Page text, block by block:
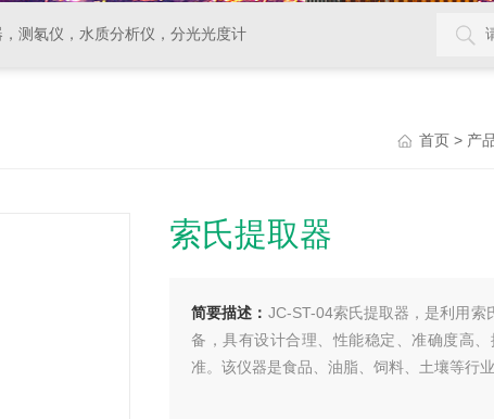
测氡仪，水质分析仪，分光光度计
首页 > 产
索氏提取器
简要描述： JC-ST-04索氏提取器，是利用索
备，具有设计合理、性能稳定、准确度高
准。该仪器是食品、油脂、饲料、土壤等行